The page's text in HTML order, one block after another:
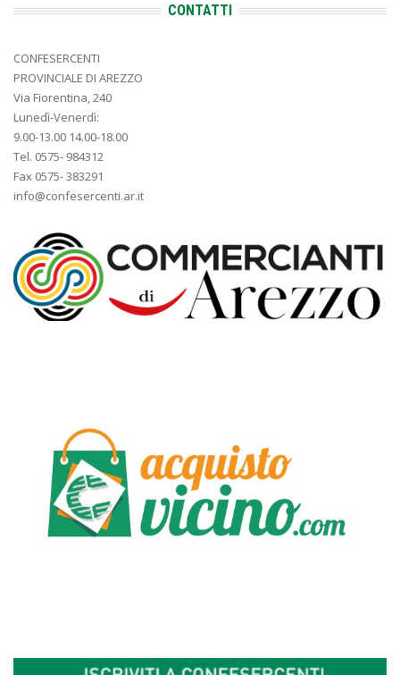
CONTATTI
CONFESERCENTI
PROVINCIALE DI AREZZO
Via Fiorentina, 240
Lunedì-Venerdì:
9.00-13.00 14.00-18.00
Tel. 0575- 984312
Fax 0575- 383291
info@confesercenti.ar.it